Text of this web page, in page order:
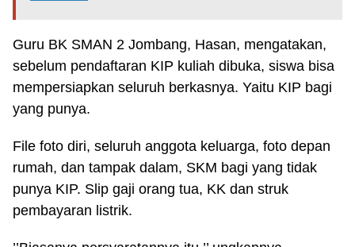
Guru BK SMAN 2 Jombang, Hasan, mengatakan,
sebelum pendaftaran KIP kuliah dibuka, siswa bisa
mempersiapkan seluruh berkasnya. Yaitu KIP bagi
yang punya.
File foto diri, seluruh anggota keluarga, foto depan
rumah, dan tampak dalam, SKM bagi yang tidak
punya KIP. Slip gaji orang tua, KK dan struk
pembayaran listrik.